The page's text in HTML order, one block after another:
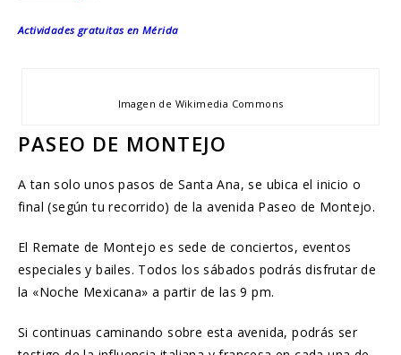
Actividades gratuitas en Mérida
Imagen de Wikimedia Commons
PASEO DE MONTEJO
A tan solo unos pasos de Santa Ana, se ubica el inicio o
final (según tu recorrido) de la avenida Paseo de Montejo.
El Remate de Montejo es sede de conciertos, eventos
especiales y bailes. Todos los sábados podrás disfrutar de
la «Noche Mexicana» a partir de las 9 pm.
Si continuas caminando sobre esta avenida, podrás ser